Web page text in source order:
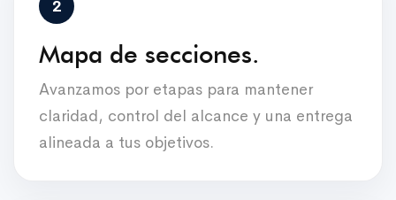
Mapa de secciones.
Avanzamos por etapas para mantener
claridad, control del alcance y una entrega
alineada a tus objetivos.